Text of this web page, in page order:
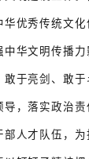
优秀传统文
华文明传播
于亮剑、敢
，落实政治
人才队伍，